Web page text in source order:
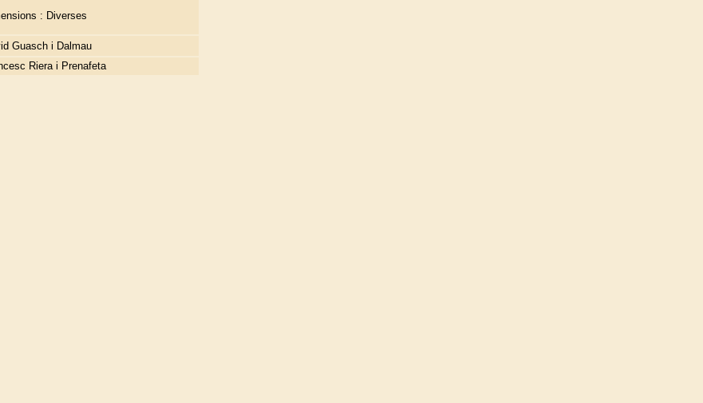
: Diverses
Guasch i Dalmau
Riera i Prenafeta